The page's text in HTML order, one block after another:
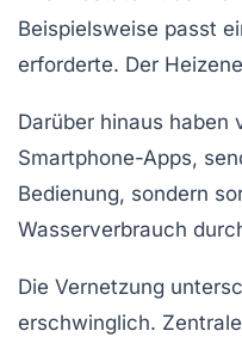
Beispielsweise passt
erforderte. Der
Darüber hinaus haben
Smartphone-Apps,
Bedienung, sondern
Wasserverbrauch
Die Vernetzung
erschwinglich.